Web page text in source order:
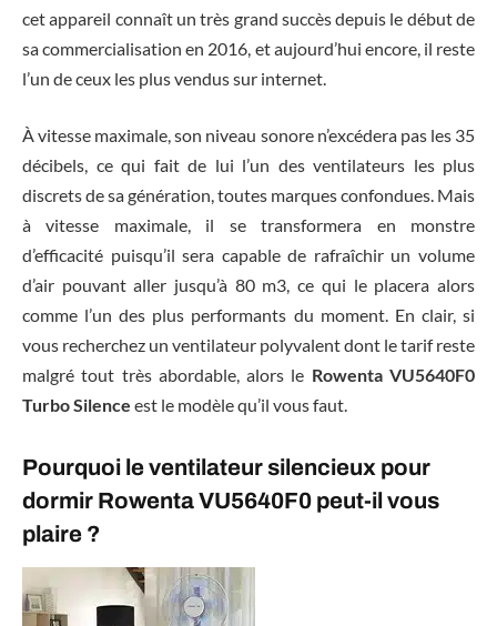
cet appareil connaît un très grand succès depuis le début de
sa commercialisation en 2016, et aujourd’hui encore, il reste
l’un de ceux les plus vendus sur internet.
À vitesse maximale, son niveau sonore n’excédera pas les 35
décibels, ce qui fait de lui l’un des ventilateurs les plus
discrets de sa génération, toutes marques confondues. Mais
à vitesse maximale, il se transformera en monstre
d’efficacité puisqu’il sera capable de rafraîchir un volume
d’air pouvant aller jusqu’à 80 m3, ce qui le placera alors
comme l’un des plus performants du moment. En clair, si
vous recherchez un ventilateur polyvalent dont le tarif reste
malgré tout très abordable, alors le Rowenta VU5640F0
Turbo Silence est le modèle qu’il vous faut.
Pourquoi le ventilateur silencieux pour
dormir Rowenta VU5640F0 peut-il vous
plaire ?